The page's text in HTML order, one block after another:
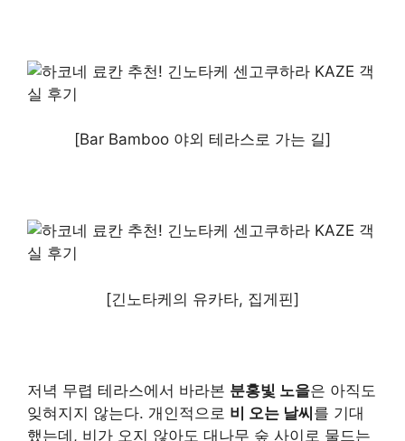
[Bar Bamboo 야외 테라스로 가는 길]
[긴노타케의 유카타, 집게핀]
저녁 무렵 테라스에서 바라본 분홍빛 노을은 아직도
잊혀지지 않는다. 개인적으로 비 오는 날씨를 기대
했는데, 비가 오지 않아도 대나무 숲 사이로 물드는